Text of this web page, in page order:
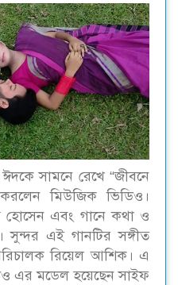
সামনে রেখে “জীবনে
করলেন মিউজিক ভিডিও।
হোসেন এবং গানে কথা ও
সুন্দর এই গানটির সঙ্গীত
রিয়েল আশিক। এ
এর মডেল হয়েছেন সাইফ